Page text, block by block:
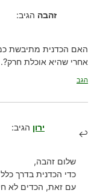
זהבה הגיב:
האם הכדנית מתיבשת
אחרי שהיא אוכלת חרק?.
הגב
ירון הגיב:
שלום זהבה,
כדי הכדנית בדרך
עם זאת, הכדים לא